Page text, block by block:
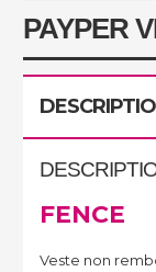
PAYPER
FENCE
Veste non